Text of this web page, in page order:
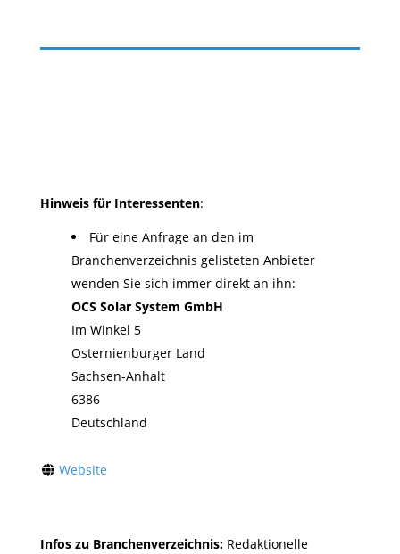
Hinweis für Interessenten:
Für eine Anfrage an den im
Branchenverzeichnis gelisteten Anbieter
wenden Sie sich immer direkt an ihn:
OCS Solar System GmbH
Im Winkel 5
Osternienburger Land
Sachsen-Anhalt
6386
Deutschland
Website
Infos zu Branchenverzeichnis: Redaktionelle